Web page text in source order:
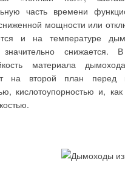
часть времени
мощности или
и на температуре
значительно снижается. В
материала
на второй план перед
кислотоупорностью и,
необходимым для
важного товара.
воды
кризис
мировых политиков
принял программу с